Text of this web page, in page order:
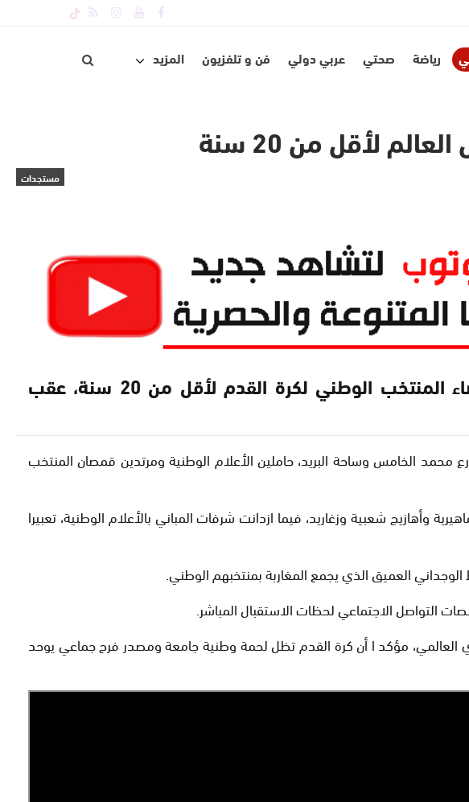
رياضة صحتي عربي دولي فن و تلفزيون المزيد
لأقل من 20 سنة
مستجدات
شهدت مدينة الرباط اليوم الأربعاء، استقبالا شعبيا وجماهيريا حماسيا لأعضاء المنتخب الوطني لكرة القدم لأقل من 20 سنة، عقب
الخامس وساحة البريد، حاملين الأعلام الوطنية ومرتدين قمصان المنتخب
وأهازيج شعبية وزغاريد، فيما ازدانت شرفات المباني بالأعلام الوطنية، تعبيرا
العميق الذي يجمع المغاربة بمنتخبهم الوطني.
التواصل الاجتماعي لحظات الاستقبال المباشر.
العالمي، مؤكد ا أن كرة القدم تظل لحمة وطنية جامعة ومصدر فرح جماعي يوحد